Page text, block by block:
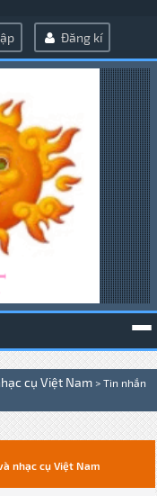
Đăng kí
cụ Việt Nam > Tin nhắn
nhạc cụ Việt Nam